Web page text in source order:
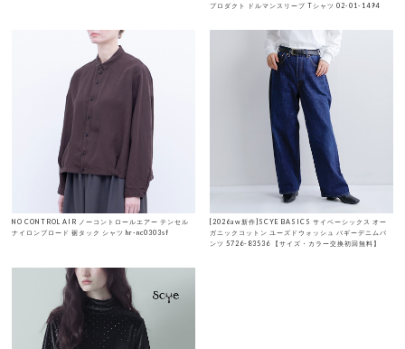
プロダクト ドルマンスリーブ Tシャツ 02-01-1494
NO CONTROL AIR ノーコントロールエアー テンセル
ナイロンブロード 裾タック シャツ hr-nc0303sf
[2026aw新作]SCYE BASICS サイベーシックス オー
ガニックコットン ユーズドウォッシュ バギーデニムパ
ンツ 5726-83536 【サイズ・カラー交換初回無料】